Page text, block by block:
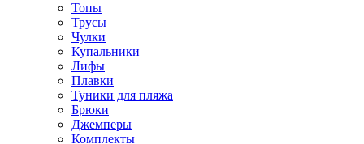
Топы
Трусы
Чулки
Купальники
Лифы
Плавки
Туники для пляжа
Брюки
Джемперы
Комплекты